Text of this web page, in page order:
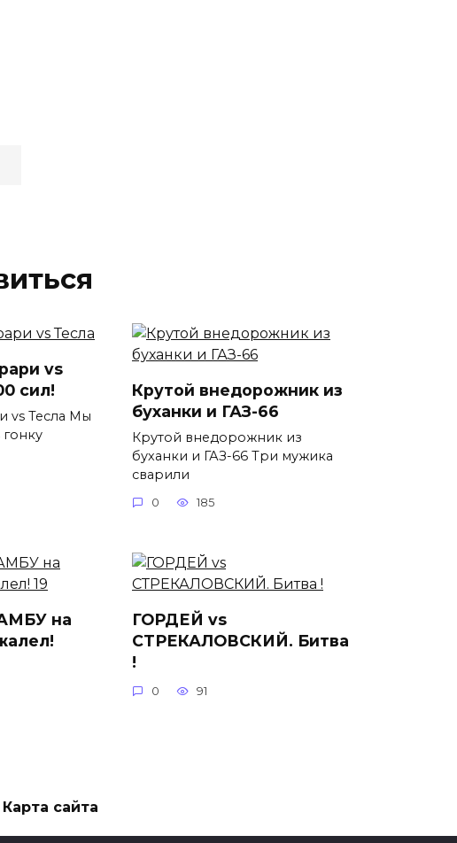
vs
сил!
vs Тесла Мы
Крутой внедорожник из
буханки и ГАЗ-66
Крутой внедорожник из
буханки и ГАЗ-66 Три мужика
сварили
0 185
на
ГОРДЕЙ vs
СТРЕКАЛОВСКИЙ. Битва
!
0 91
Карта сайта